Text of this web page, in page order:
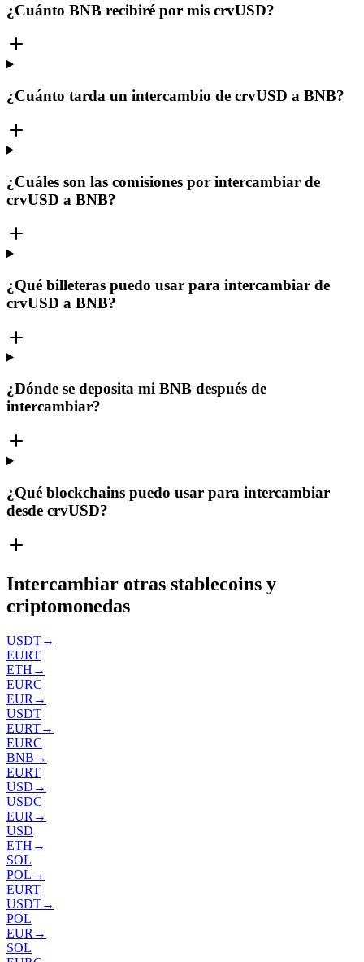
¿Cuánto BNB recibiré por mis crvUSD?
¿Cuánto tarda un intercambio de crvUSD a BNB?
¿Cuáles son las comisiones por intercambiar de
crvUSD a BNB?
¿Qué billeteras puedo usar para intercambiar de
crvUSD a BNB?
¿Dónde se deposita mi BNB después de
intercambiar?
¿Qué blockchains puedo usar para intercambiar
desde crvUSD?
Intercambiar otras stablecoins y
criptomonedas
USDT→
EURT
ETH →
EURC
EUR →
USDT
EURT→
EURC
BNB →
EURT
USD →
USDC
EUR →
USD
ETH →
SOL
POL →
EURT
USDT→
POL
EUR →
SOL